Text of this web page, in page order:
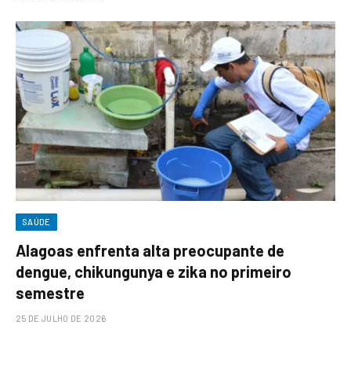
SAÚDE
Alagoas enfrenta alta preocupante de
dengue, chikungunya e zika no primeiro
semestre
25 DE JULHO DE 2026